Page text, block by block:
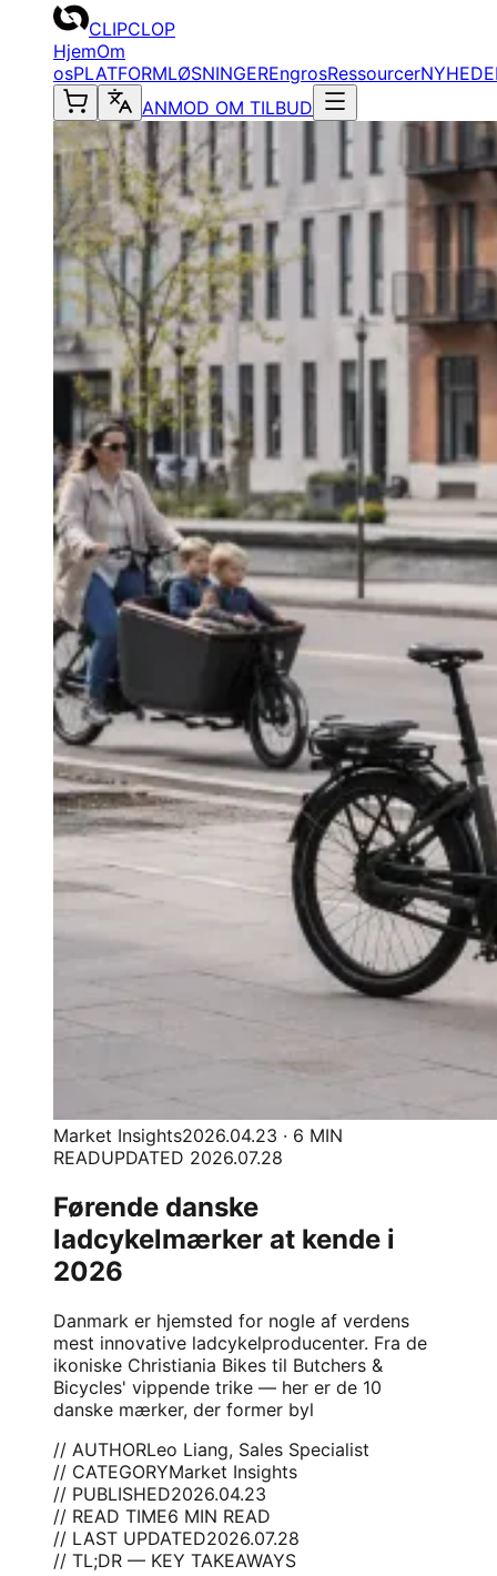
CLIPCLOP
HjemOm
osPLATFORMLØSNINGEREngrosRessourcer
ANMOD OM TILBUD
Market Insights2026.04.23 · 6 MIN
READUPDATED 2026.07.28
Førende danske
ladcykelmærker at kende i
2026
Danmark er hjemsted for nogle af verdens
mest innovative ladcykelproducenter. Fra de
ikoniske Christiania Bikes til Butchers &
Bicycles' vippende trike — her er de 10
danske mærker, der former byl
// AUTHORLeo Liang, Sales Specialist
// CATEGORYMarket Insights
// PUBLISHED2026.04.23
// READ TIME6 MIN READ
// LAST UPDATED2026.07.28
// TL;DR — KEY TAKEAWAYS